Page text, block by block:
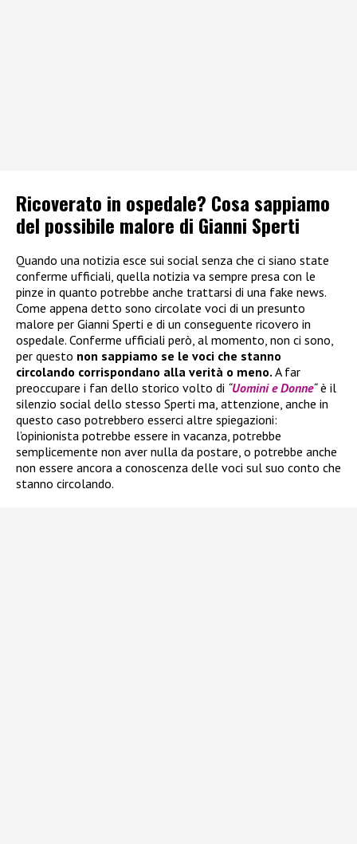
Ricoverato in ospedale? Cosa sappiamo
del possibile malore di Gianni Sperti
Quando una notizia esce sui social senza che ci siano state
conferme ufficiali, quella notizia va sempre presa con le
pinze in quanto potrebbe anche trattarsi di una fake news.
Come appena detto sono circolate voci di un presunto
malore per Gianni Sperti e di un conseguente ricovero in
ospedale. Conferme ufficiali però, al momento, non ci sono,
per questo non sappiamo se le voci che stanno
circolando corrispondano alla verità o meno. A far
preoccupare i fan dello storico volto di “Uomini e Donne“è il
silenzio social dello stesso Sperti ma, attenzione, anche in
questo caso potrebbero esserci altre spiegazioni:
l’opinionista potrebbe essere in vacanza, potrebbe
semplicemente non aver nulla da postare, o potrebbe anche
non essere ancora a conoscenza delle voci sul suo conto che
stanno circolando.